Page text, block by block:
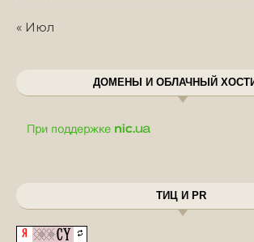
« Июл
ДОМЕНЫ И ОБЛАЧНЫЙ
ТИЦ И PR